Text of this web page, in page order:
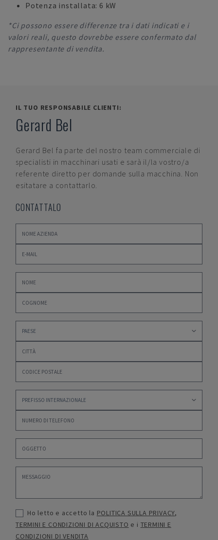
Potenza installata: 6 kW
*Ci possono essere differenze tra i dati indicati e i
valori reali, questo dovrebbe essere confermato dal
rappresentante di vendita.
IL TUO RESPONSABILE CLIENTI:
Gerard Bel
Gerard Bel fa parte del nostro team commerciale di
specialisti in macchinari usati e sarà il/la vostro/a
referente diretto per domande sulla macchina. Non
esitatare a contattarlo.
CONTATTALO
Ho letto e accetto la POLITICA SULLA PRIVACY,
TERMINI E CONDIZIONI DI ACQUISTO e i TERMINI E
CONDIZIONI DI VENDITA